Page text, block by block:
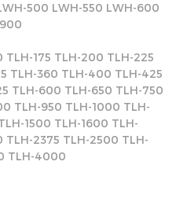
500 LWH-550 LWH-600
TLH-175 TLH-200 TLH-225
TLH-360 TLH-400 TLH-425
TLH-600 TLH-650 TLH-750
TLH-950 TLH-1000 TLH-
1500 TLH-1600 TLH-
2375 TLH-2500 TLH-
TLH-4000